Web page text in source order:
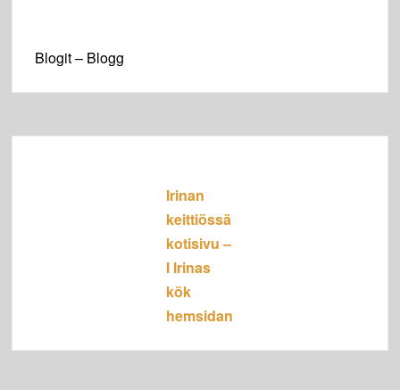
Blogit – Blogg
Irinan
keittiössä
kotisivu –
I Irinas
kök
hemsidan